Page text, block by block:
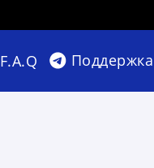
F.A.Q Поддержка